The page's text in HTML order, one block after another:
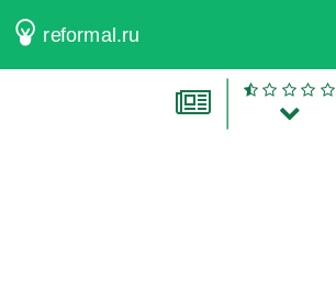
reformal.ru